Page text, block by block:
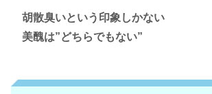
胡散臭いという印象しかない
美醜は”どちらでもない”